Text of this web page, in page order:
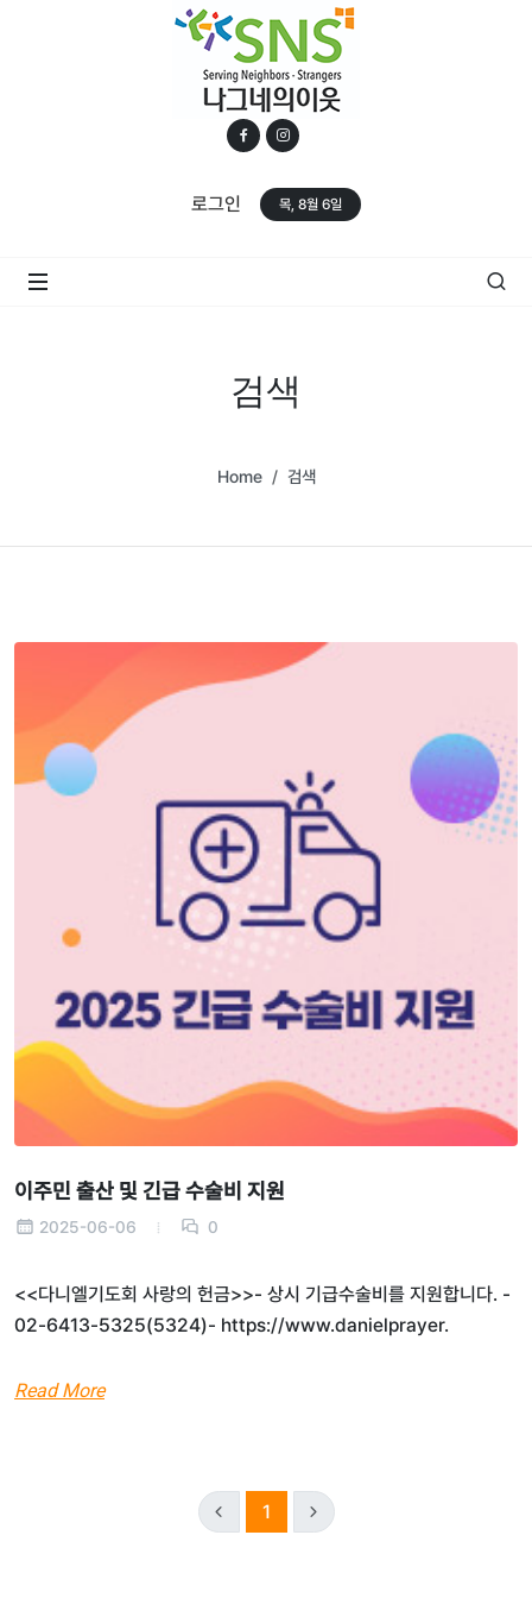
로그인 목, 8월 6일
검색
Home 검색
이주민 출산 및 긴급 수술비 지원
2025-06-06 0
<<다니엘기도회 사랑의 헌금>>- 상시 기급수술비를 지원합니다. -
02-6413-5325(5324)- https://www.danielprayer.
Read More
1